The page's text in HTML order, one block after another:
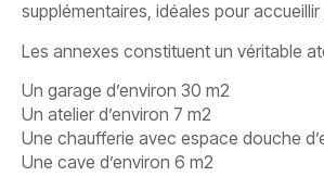
supplémentaires, idéales pour accueillir
Les annexes constituent un véritable
Un garage d’environ 30 m2
Un atelier d’environ 7 m2
Une chaufferie avec espace douche
Une cave d’environ 6 m2